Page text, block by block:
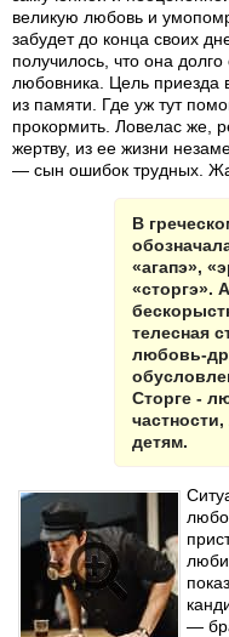
великую любовь и
забудет до конца своих
получилось, что она
любовника. Цель приезда
из памяти. Где уж тут
прокормить. Ловелас же,
жертву, из ее жизни
— сын ошибок трудных.
В
«агапэ»,
«сторгэ».
телесная
любовь-
Сторге -
детям.
—